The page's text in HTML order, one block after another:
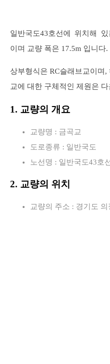
일반국도43호선에 위치해
이며 교량 폭은 17.5m 입니다.
상부형식은 RC슬래브교이며
교에 대한 구체적인 제원은
1. 교량의 개요
교량명 : 금곡교
도로종류 : 일반국도
노선명 : 일반국도43호선
2. 교량의 위치
교량의 주소 : 경기도